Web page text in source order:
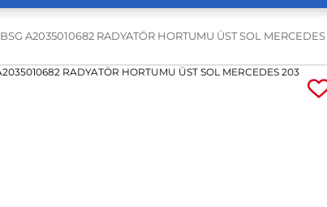
BSG A2035010682 RADYATÖR HORTUMU ÜST SOL